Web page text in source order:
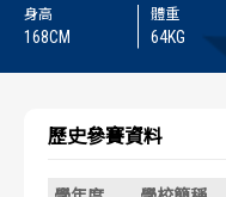
新聞
身高
168CM
體重
64KG
歷史參賽資料